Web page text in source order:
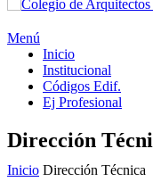
Menú
Inicio
Institucional
Códigos Edif.
Ej Profesional
Dirección
Inicio Dirección Técnica